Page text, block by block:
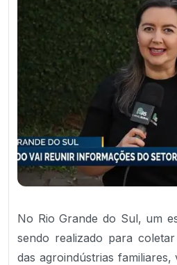
No Rio Grande do Sul, um
sendo realizado para
das agroindústrias